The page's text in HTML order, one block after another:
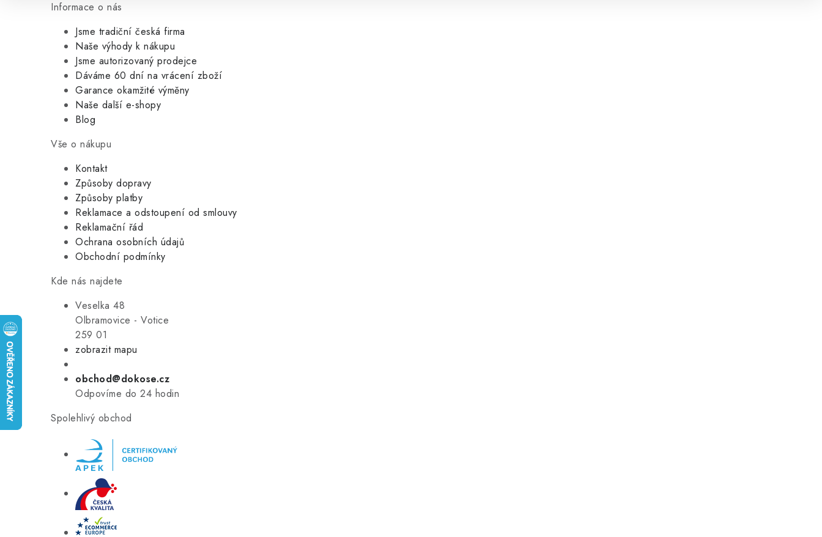
Informace o nás
Jsme tradiční česká firma
Naše výhody k nákupu
Jsme autorizovaný prodejce
Dáváme 60 dní na vrácení zboží
Garance okamžité výměny
Naše další e-shopy
Blog
Vše o nákupu
Kontakt
Způsoby dopravy
Způsoby platby
Reklamace a odstoupení od smlouvy
Reklamační řád
Ochrana osobních údajů
Obchodní podmínky
Kde nás najdete
Veselka 48
Olbramovice - Votice
259 01
zobrazit mapu
obchod@dokose.cz
Odpovíme do 24 hodin
Spolehlivý obchod